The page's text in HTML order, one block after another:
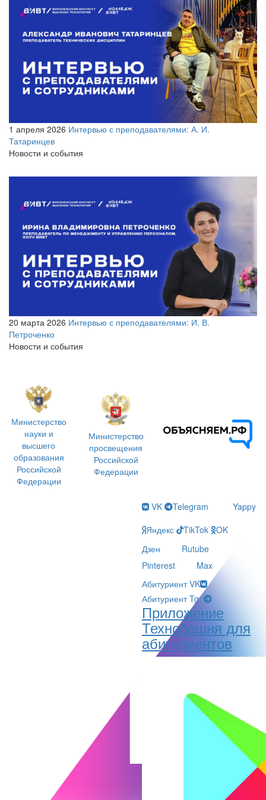
1 апреля 2026 Интервью с преподавателями: А. И.
Татаринцев
Новости и события
20 марта 2026 Интервью с преподавателями: И. В.
Петроченко
Новости и события
Министерство
науки и
высшего
образования
Российской
Федерации
Министерство
просвещения
Российской
Федерации
VK Telegram
Yappy
Яндекс
TikTok
OK
Дзен
Rutube
Pinterest
Max
Абитуриент VK
Абитуриент Tg
Приложение
Технобашня для
абитуриентов